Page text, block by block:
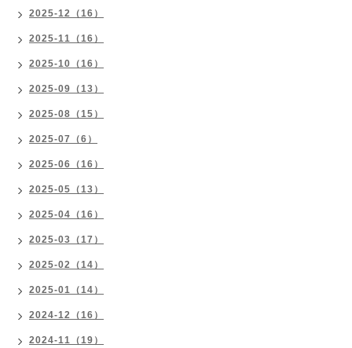
2025-12（16）
2025-11（16）
2025-10（16）
2025-09（13）
2025-08（15）
2025-07（6）
2025-06（16）
2025-05（13）
2025-04（16）
2025-03（17）
2025-02（14）
2025-01（14）
2024-12（16）
2024-11（19）